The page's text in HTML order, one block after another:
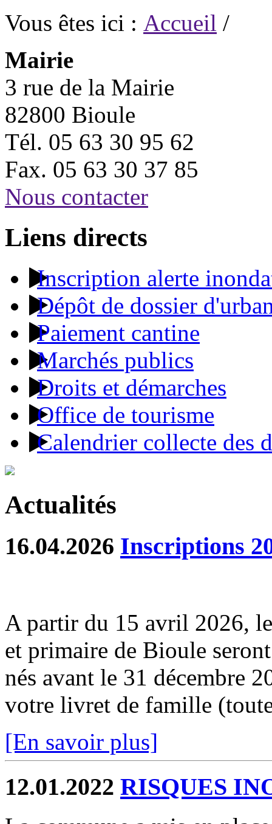
Vous êtes ici : Accueil /
Mairie
3 rue de la Mairie
82800 Bioule
Tél. 05 63 30 95 62
Fax. 05 63 30 37 85
Nous contacter
Liens directs
Inscription alerte
Dépôt de dossier
Paiement cantine
Marchés publics
Droits et démarches
Office de tourisme
Calendrier collecte des
Actualités
16.04.2026 Inscriptions
A partir du 15 avril 2026,
et primaire de Bioule
nés avant le 31 décembre
votre livret de famille
[En savoir plus]
12.01.2022 RISQUES